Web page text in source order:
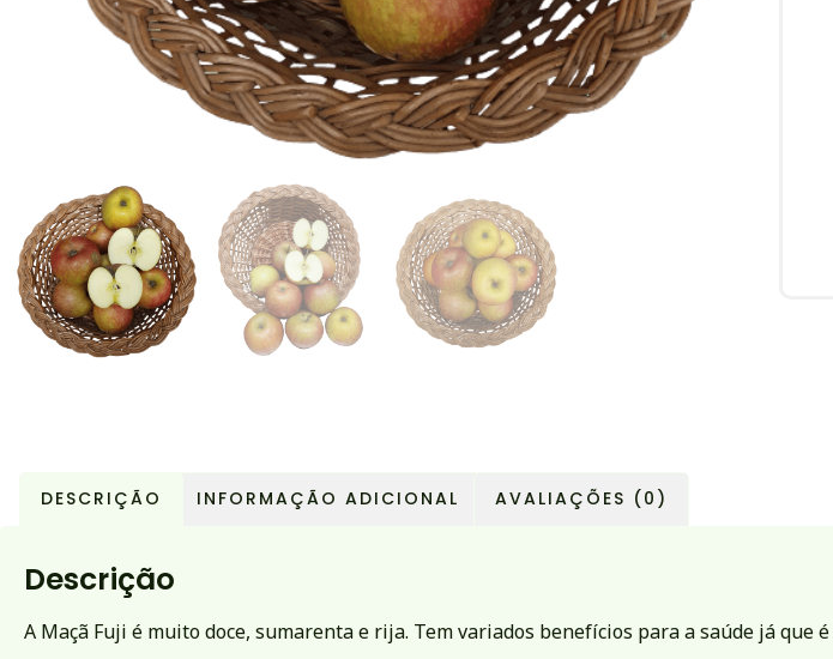
DESCRIÇÃO INFORMAÇÃO ADICIONAL AVALIAÇÕES (0)
Descrição
A Maçã Fuji é muito doce, sumarenta e rija. Tem variados benefícios para a saúde já que